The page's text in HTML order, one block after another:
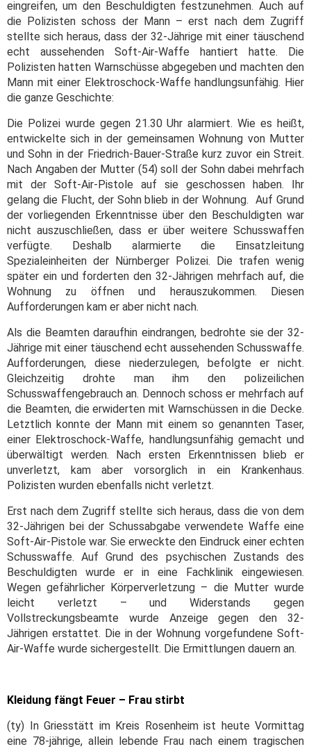
eingreifen, um den Beschuldigten festzunehmen. Auch auf
die Polizisten schoss der Mann – erst nach dem Zugriff
stellte sich heraus, dass der 32-Jährige mit einer täuschend
echt aussehenden Soft-Air-Waffe hantiert hatte. Die
Polizisten hatten Warnschüsse abgegeben und machten den
Mann mit einer Elektroschock-Waffe handlungsunfähig. Hier
die ganze Geschichte:
Die Polizei wurde gegen 21.30 Uhr alarmiert. Wie es heißt,
entwickelte sich in der gemeinsamen Wohnung von Mutter
und Sohn in der Friedrich-Bauer-Straße kurz zuvor ein Streit.
Nach Angaben der Mutter (54) soll der Sohn dabei mehrfach
mit der Soft-Air-Pistole auf sie geschossen haben. Ihr
gelang die Flucht, der Sohn blieb in der Wohnung. Auf Grund
der vorliegenden Erkenntnisse über den Beschuldigten war
nicht auszuschließen, dass er über weitere Schusswaffen
verfügte. Deshalb alarmierte die Einsatzleitung
Spezialeinheiten der Nürnberger Polizei. Die trafen wenig
später ein und forderten den 32-Jährigen mehrfach auf, die
Wohnung zu öffnen und herauszukommen. Diesen
Aufforderungen kam er aber nicht nach.
Als die Beamten daraufhin eindrangen, bedrohte sie der 32-
Jährige mit einer täuschend echt aussehenden Schusswaffe.
Aufforderungen, diese niederzulegen, befolgte er nicht.
Gleichzeitig drohte man ihm den polizeilichen
Schusswaffengebrauch an. Dennoch schoss er mehrfach auf
die Beamten, die erwiderten mit Warnschüssen in die Decke.
Letztlich konnte der Mann mit einem so genannten Taser,
einer Elektroschock-Waffe, handlungsunfähig gemacht und
überwältigt werden. Nach ersten Erkenntnissen blieb er
unverletzt, kam aber vorsorglich in ein Krankenhaus.
Polizisten wurden ebenfalls nicht verletzt.
Erst nach dem Zugriff stellte sich heraus, dass die von dem
32-Jährigen bei der Schussabgabe verwendete Waffe eine
Soft-Air-Pistole war. Sie erweckte den Eindruck einer echten
Schusswaffe. Auf Grund des psychischen Zustands des
Beschuldigten wurde er in eine Fachklinik eingewiesen.
Wegen gefährlicher Körperverletzung – die Mutter wurde
leicht verletzt – und Widerstands gegen
Vollstreckungsbeamte wurde Anzeige gegen den 32-
Jährigen erstattet. Die in der Wohnung vorgefundene Soft-
Air-Waffe wurde sichergestellt. Die Ermittlungen dauern an.
Kleidung fängt Feuer – Frau stirbt
(ty) In Griesstätt im Kreis Rosenheim ist heute Vormittag
eine 78-jährige, allein lebende Frau nach einem tragischen